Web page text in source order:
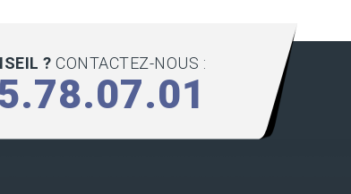
? CONTACTEZ-NOUS :